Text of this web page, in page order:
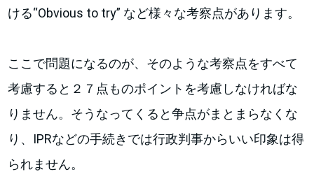
ける“Obvious to try” など様々な考察点があります。
ここで問題になるのが、そのような考察点をすべて
考慮すると２７点ものポイントを考慮しなければな
りません。そうなってくると争点がまとまらなくな
り、IPRなどの手続きでは行政判事からいい印象は得
られません。